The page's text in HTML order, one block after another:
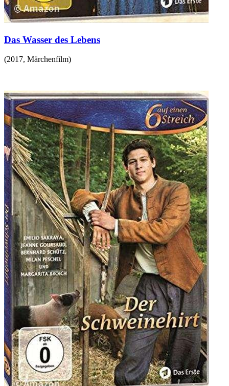
Das Wasser des Lebens
(2017, Märchenfilm)